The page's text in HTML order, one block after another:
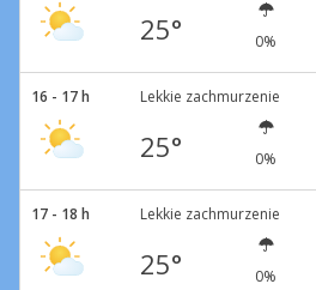
25° 0%
16 - 17 h Lekkie zachmurzenie
25° 0%
17 - 18 h Lekkie zachmurzenie
25° 0%